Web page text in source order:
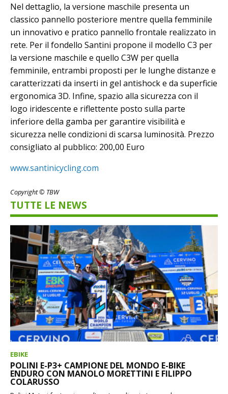
Nel dettaglio, la versione maschile presenta un
classico pannello posteriore mentre quella femminile
un innovativo e pratico pannello frontale realizzato in
rete. Per il fondello Santini propone il modello C3 per
la versione maschile e quello C3W per quella
femminile, entrambi proposti per le lunghe distanze e
caratterizzati da inserti in gel antishock e da superficie
ergonomica 3D. Infine, spazio alla sicurezza con il
logo iridescente e riflettente posto sulla parte
inferiore della gamba per garantire visibilità e
sicurezza nelle condizioni di scarsa luminosità. Prezzo
consigliato al pubblico: 200,00 Euro
www.santinicycling.com
Copyright © TBW
TUTTE LE NEWS
EBIKE
POLINI E-P3+ CAMPIONE DEL MONDO E-BIKE
ENDURO CON MANOLO MORETTINI E FILIPPO
COLARUSSO